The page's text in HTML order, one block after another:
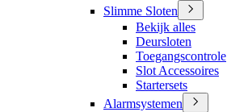
Slimme Sloten
Bekijk alles
Deursloten
Toegangscontrole
Slot Accessoires
Startersets
Alarmsystemen